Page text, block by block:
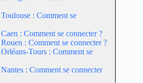
: Comment se
: Comment se connecter ?
: Comment se connecter ?
Tours : Comment se
: Comment se connecter